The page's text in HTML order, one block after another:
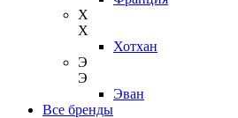
Х
Х
Хотхан
Э
Э
Эван
Все бренды